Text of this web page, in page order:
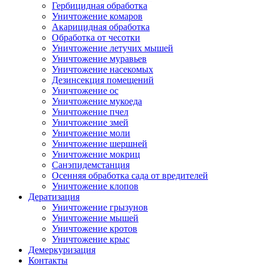
Гербицидная обработка
Уничтожение комаров
Акарицидная обработка
Обработка от чесотки
Уничтожение летучих мышей
Уничтожение муравьев
Уничтожение насекомых
Дезинсекция помещений
Уничтожение ос
Уничтожение мукоеда
Уничтожение пчел
Уничтожение змей
Уничтожение моли
Уничтожение шершней
Уничтожение мокриц
Санэпидемстанция
Осенняя обработка сада от вредителей
Уничтожение клопов
Дератизация
Уничтожение грызунов
Уничтожение мышей
Уничтожение кротов
Уничтожение крыс
Демеркуризация
Контакты